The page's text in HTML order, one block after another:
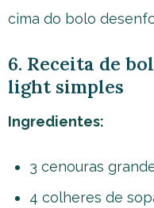
cima do bolo
6. Receita de
light simples
Ingredientes:
3 cenouras
4 colheres de